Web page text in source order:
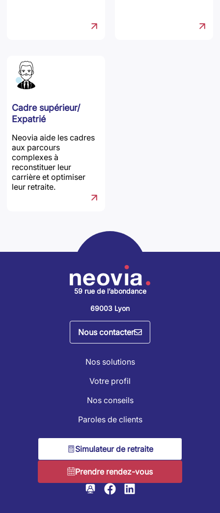
Cadre supérieur/
Expatrié
Neovia aide les cadres
aux parcours
complexes à
reconstituer leur
carrière et optimiser
leur retraite.
59 rue de l’abondance
69003 Lyon
Nous contacter
Nos solutions
Votre profil
Nos conseils
Paroles de clients
Simulateur de retraite
Prendre rendez-vous